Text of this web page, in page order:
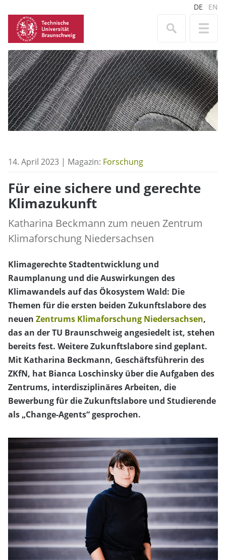
DE EN
14. April 2023 | Magazin: Forschung
Für eine sichere und gerechte
Klimazukunft
Katharina Beckmann zum neuen Zentrum
Klimaforschung Niedersachsen
Klimagerechte Stadtentwicklung und
Raumplanung und die Auswirkungen des
Klimawandels auf das Ökosystem Wald: Die
Themen für die ersten beiden Zukunftslabore des
neuen Zentrums Klimaforschung Niedersachsen,
das an der TU Braunschweig angesiedelt ist, stehen
bereits fest. Weitere Zukunftslabore sind geplant.
Mit Katharina Beckmann, Geschäftsführerin des
ZKfN, hat Bianca Loschinsky über die Aufgaben des
Zentrums, interdisziplinäres Arbeiten, die
Bewerbung für die Zukunftslabore und Studierende
als „Change-Agents“ gesprochen.